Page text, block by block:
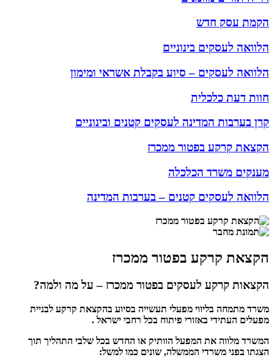
הקמת עסק חדש
הלוואה לעסקים בינוניים
הלוואה לעסקים – סיוע בקבלת אשראי ומימון
חוות דעת כלכלית
קרן בערבות המדינה לעסקים קטנים ובינוניים
הקצאת קרקע בפטור ממכרז
מענקים משרד הכלכלה
הלוואה לעסקים קטנים – בערבות המדינה
הקצאת קרקע בפטור ממכרז
הקצאות קרקע לעסקים בפטור ממכרז – על מה ולמה?
משרד מתמחה בליווי מפעלי תעשייה בסיוע בהקצאת קרקע לבניית
מפעלים העתידי באזורי פיתוח בכל רחבי ישראל .
המשרד מלווה את המפעל הוותיק או החדש בכל שלבי התהליך תוך
הצגתו בפני משרדי הממשלה, שונים כמו למשל: